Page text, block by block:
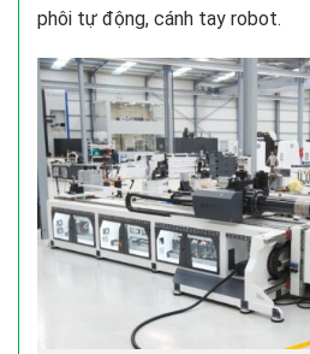
phôi tự động, cánh tay robot.